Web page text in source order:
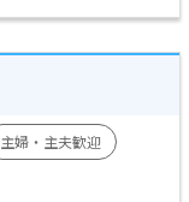
主婦・主夫歓迎